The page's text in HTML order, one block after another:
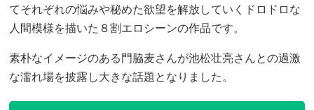
てそれぞれの悩みや秘めた欲望を解放していくドロドロな
人間模様を描いた８割エロシーンの作品です。
素朴なイメージのある門脇麦さんが池松壮亮さんとの過激
な濡れ場を披露し大きな話題となりました。